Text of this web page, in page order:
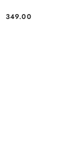
Cena:
349.00